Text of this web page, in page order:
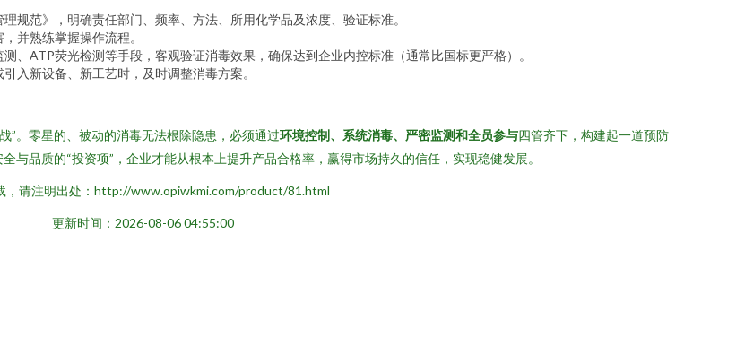
规范》，明确责任部门、频率、方法、所用化学品及浓度、验证标准。
并熟练掌握操作流程。
、ATP荧光检测等手段，客观验证消毒效果，确保达到企业内控标准（通常比国标更严格）。
入新设备、新工艺时，及时调整消毒方案。
”。零星的、被动的消毒无法根除隐患，必须通过环境控制、系统消毒、严密监测和全员参与四管齐下，构建起一道预防
与品质的“投资项”，企业才能从根本上提升产品合格率，赢得市场持久的信任，实现稳健发展。
，请注明出处：http://www.opiwkmi.com/product/81.html
更新时间：2026-08-06 04:55:00